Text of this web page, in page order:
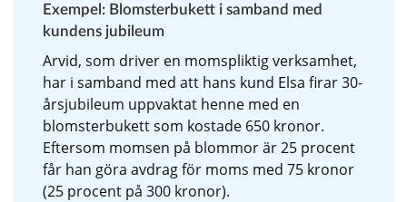
Exempel: Blomsterbukett i samband med
kundens jubileum
Arvid, som driver en momspliktig verksamhet,
har i samband med att hans kund Elsa firar 30-
årsjubileum uppvaktat henne med en
blomsterbukett som kostade 650 kronor.
Eftersom momsen på blommor är 25 procent
får han göra avdrag för moms med 75 kronor
(25 procent på 300 kronor).